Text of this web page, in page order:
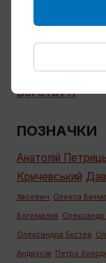
Всі статті
ПОЗНАЧКИ
Анатолій
Кричевський
Хасевич Олекса
Богомазов Олександр
Олександра Екстер
Андрусів Петро